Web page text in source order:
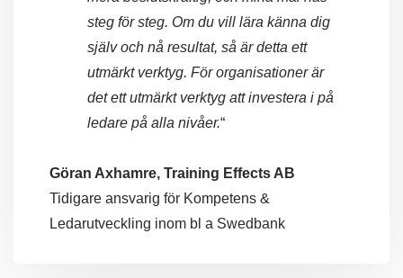
steg för steg. Om du vill lära känna dig
själv och nå resultat, så är detta ett
utmärkt verktyg. För organisationer är
det ett utmärkt verktyg att investera i på
ledare på alla nivåer.“
Göran Axhamre, Training Effects AB
Tidigare ansvarig för Kompetens &
Ledarutveckling inom bl a Swedbank